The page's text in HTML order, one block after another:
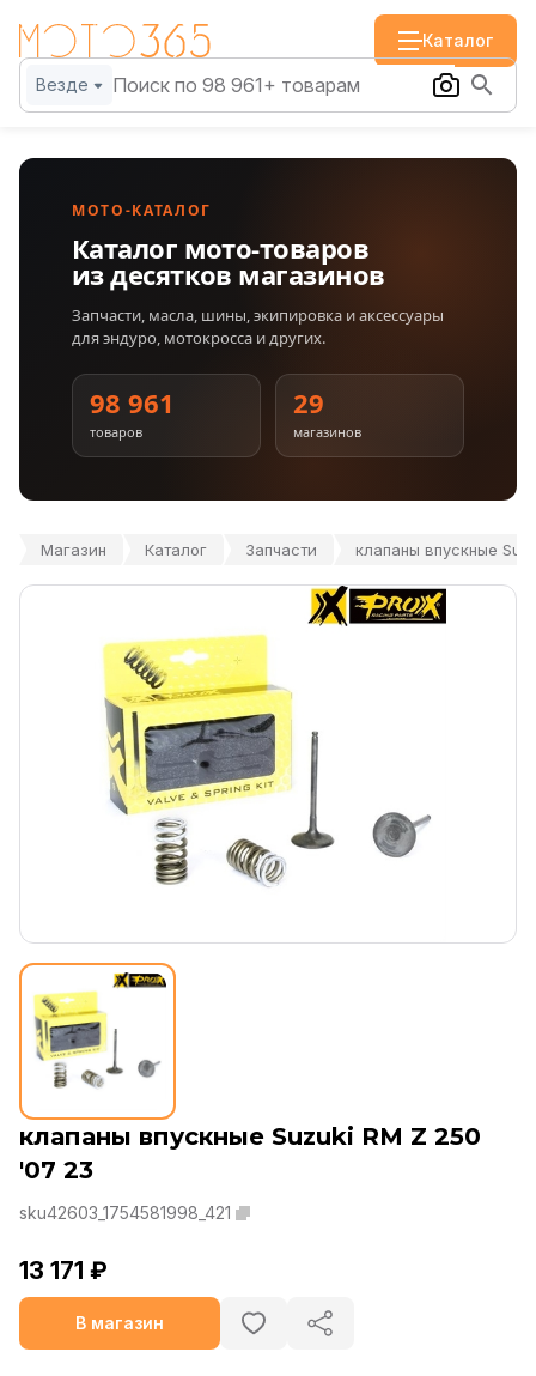
Каталог
Везде
МОТО-КАТАЛОГ
Каталог мото-товаров
из десятков магазинов
Запчасти, масла, шины, экипировка и аксессуары
для эндуро, мотокросса и других.
98 961
товаров
29
магазинов
Магазин Каталог Запчасти клапаны впускные
клапаны впускные Suzuki RM Z 250
'07 23
sku42603_1754581998_421
13 171 ₽
В магазин